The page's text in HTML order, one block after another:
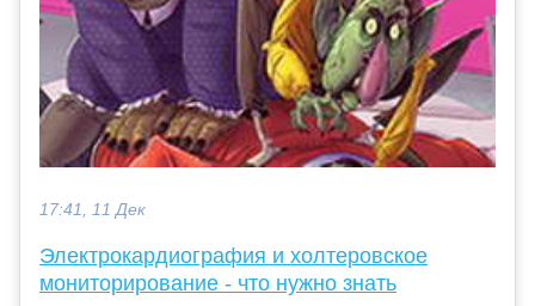
17:41, 11 Дек
Электрокардиография и холтеровское
мониторирование - что нужно знать